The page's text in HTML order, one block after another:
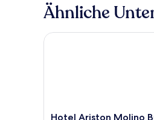
Ähnliche
Hotel
Hotel Ariston Molino
Hotel Ariston Molino Buja